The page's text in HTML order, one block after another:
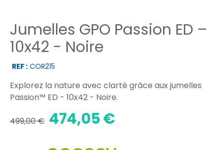
Jumelles GPO Passion ED –
10x42 - Noire
REF : COR215
Explorez la nature avec clarté grâce aux jumelles
Passion™ ED - 10x42 - Noire.
499,00 € 474,05 €